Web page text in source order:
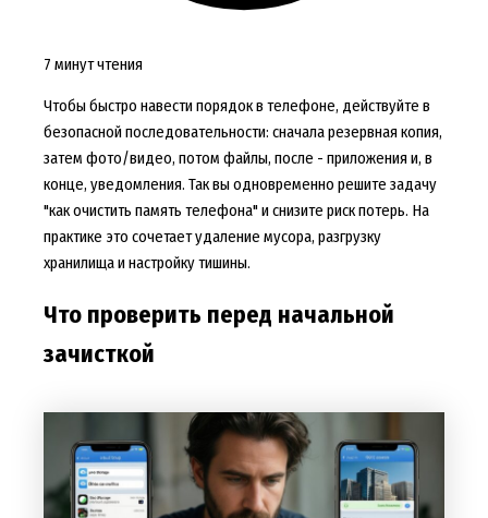
7 минут чтения
Чтобы быстро навести порядок в телефоне, действуйте в
безопасной последовательности: сначала резервная копия,
затем фото/видео, потом файлы, после - приложения и, в
конце, уведомления. Так вы одновременно решите задачу
"как очистить память телефона" и снизите риск потерь. На
практике это сочетает удаление мусора, разгрузку
хранилища и настройку тишины.
Что проверить перед начальной
зачисткой